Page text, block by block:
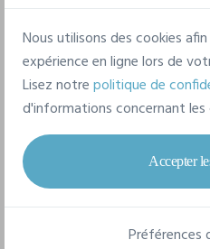
facile à ré-étiqueter. Touché
Caractéristiques
Nous utilisons des cookies
expérience en ligne lors de
Lisez notrepolitique de
d'informations concernant les
Accepter
Préférences